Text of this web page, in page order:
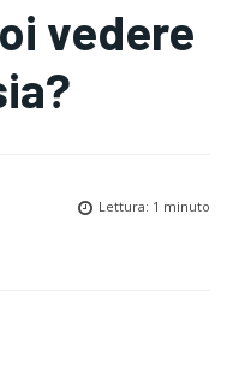
vedere
Lettura: 1 minuto